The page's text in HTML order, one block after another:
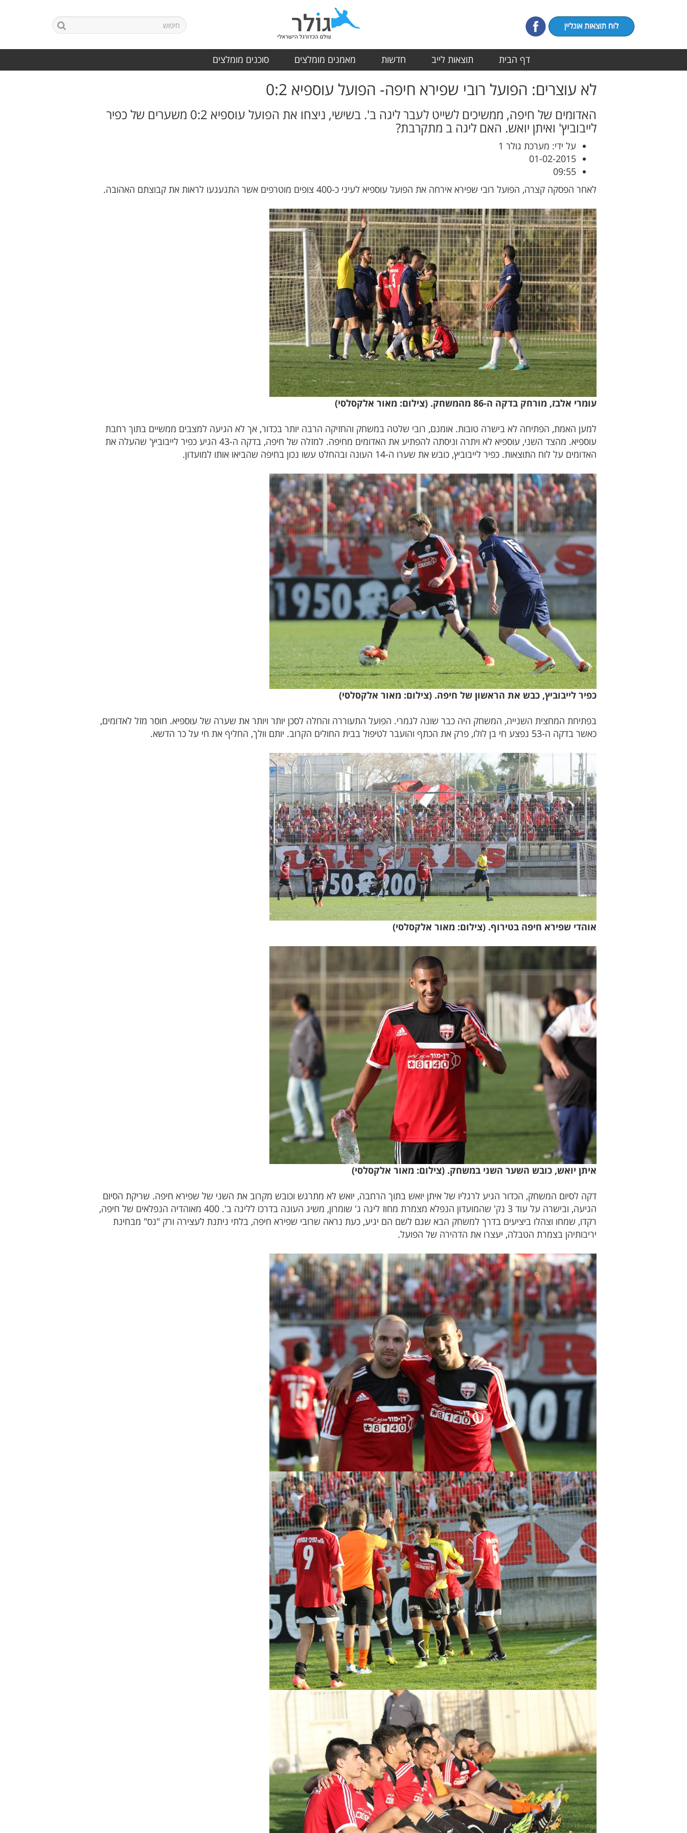
דף הבית תוצאות לייב חדשות מאמנים מומלצים סוכנים מומלצים
לא עוצרים: הפועל רובי שפירא חיפה- הפועל עוספיא 0:2
האדומים של חיפה, ממשיכים לשייט לעבר ליגה ב'. בשישי, ניצחו את הפועל עוספיא 0:2 משערים של כפיר
לייבוביץ' ואיתן יואש. האם ליגה ב מתקרבת?
על ידי: מערכת גולר 1
01-02-2015
09:55
לאחר הפסקה קצרה, הפועל רובי שפירא אירחה את הפועל עוספיא לעיני כ-400 צופים מוטרפים אשר התגעגעו לראות את קבוצתם האהובה.
עומרי אלבז, מורחק בדקה ה-86 מהמשחק. (צילום: מאור אלקסלסי)
למען האמת, הפתיחה לא בישרה טובות. אומנם, רובי שלטה במשחק והחזיקה הרבה יותר בכדור, אך לא הגיעה למצבים ממשיים בתוך רחבת
עוספיא. מהצד השני, עוספיא לא ויתרה וניסתה להפתיע את האדומים מחיפה. למזלה של חיפה, בדקה ה-43 הגיע כפיר לייבוביץ' שהעלה את
האדומים על לוח התוצאות. כפיר לייבוביץ, כובש את שערו ה-14 העונה ובהחלט עשו נכון בחיפה שהביאו אותו למועדון.
כפיר לייבוביץ, כבש את הראשון של חיפה. (צילום: מאור אלקסלסי)
בפתיחת המחצית השנייה, המשחק היה כבר שונה לגמרי. הפועל התעוררה והחלה לסכן יותר ויותר את שערה של עוספיא. חוסר מזל לאדומים,
כאשר בדקה ה-53 נפצע חי בן לולו, פרק את הכתף והועבר לטיפול בבית החולים הקרוב. יותם וולך, החליף את חי על כר הדשא.
אוהדי שפירא חיפה בטירוף. (צילום: מאור אלקסלסי)
איתן יואש, כובש השער השני במשחק. (צילום: מאור אלקסלסי)
דקה לסיום המשחק, הכדור הגיע לרגליו של איתן יואש בתוך הרחבה, יואש לא מתרגש וכובש מקרוב את השני של שפירא חיפה. שריקת הסיום
הגיעה, ובישרה על עוד 3 נק' שהמועדון הנפלא מצמרת מחוז ליגה ג' שומרון, משיג העונה בדרכו לליגה ב'. 400 מאוהדיה הנפלאים של חיפה,
רקדו, שמחו וצהלו ביציעים בדרך למשחק הבא שגם לשם הם יגיע, כעת נראה שרובי שפירא חיפה, בלתי ניתנת לעצירה ורק "נס" מבחינת
יריבותיהן בצמרת הטבלה, יעצרו את הדהירה של הפועל.